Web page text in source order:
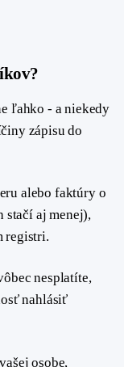
ľahko - a niekedy
zápisu do
alebo faktúry o
aj menej),
registri.
nesplatíte,
nahlásiť
osobe,